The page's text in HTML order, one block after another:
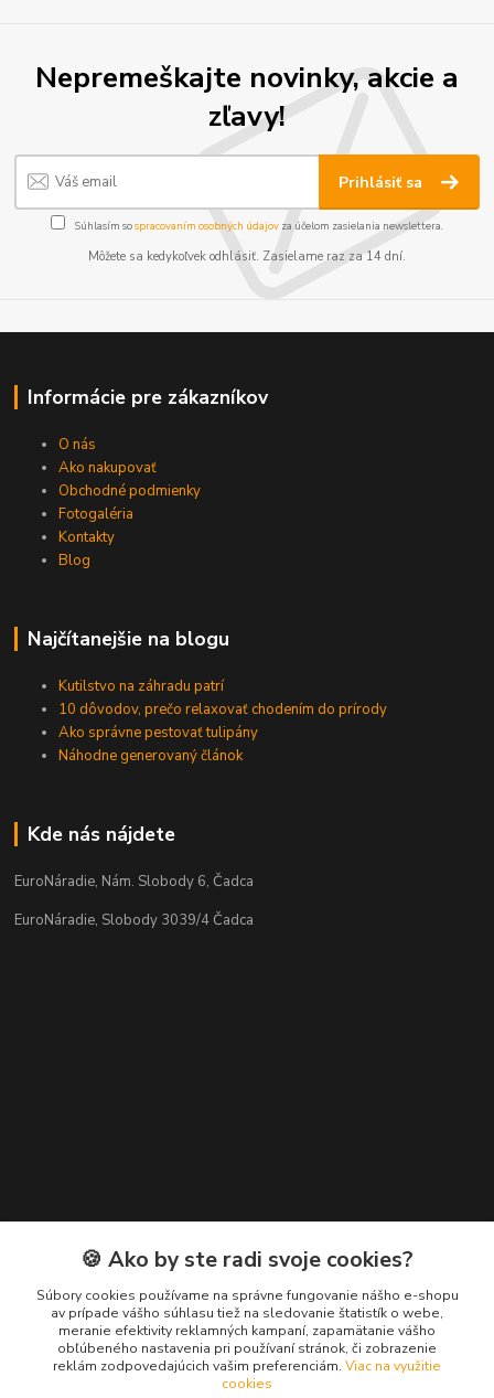
Nepremeškajte novinky, akcie a
zľavy!
Prihlásiť sa
Súhlasím sospracovaním osobných údajov za účelom zasielania newslettera.
Môžete sa kedykoľvek odhlásiť. Zasielame raz za 14 dní.
Informácie pre zákazníkov
O nás
Ako nakupovať
Obchodné podmienky
Fotogaléria
Kontakty
Blog
Najčítanejšie na blogu
Kutilstvo na záhradu patrí
10 dôvodov, prečo relaxovať chodením do prírody
Ako správne pestovať tulipány
Náhodne generovaný článok
Kde nás nájdete
EuroNáradie, Nám. Slobody 6, Čadca
EuroNáradie, Slobody 3039/4 Čadca
Kontakty
Zákaznícka podpora EuroNáradie
+421 911 629 846
(Po-Pia, 8-16 hod.)
info@euronaradie.sk
🍪 Ako by ste radi svoje cookies?
Súbory cookies používame na správne fungovanie nášho e-shopu
av prípade vášho súhlasu tiež na sledovanie štatistík o webe,
meranie efektivity reklamných kampaní, zapamätanie vášho
obľúbeného nastavenia pri používaní stránok, či zobrazenie
reklám zodpovedajúcich vašim preferenciám. Viac na využitie
cookies